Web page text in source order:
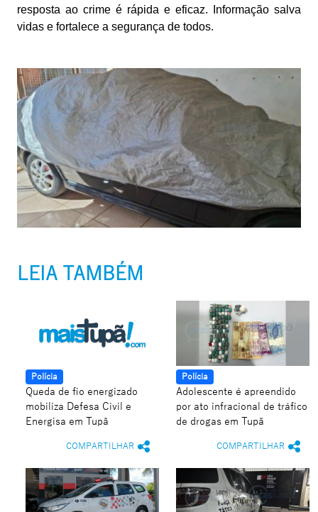
resposta ao crime é rápida e eficaz. Informação salva
vidas e fortalece a segurança de todos.
LEIA TAMBÉM
Polícia
Queda de fio energizado
mobiliza Defesa Civil e
Energisa em Tupã
COMPARTILHAR
Polícia
Adolescente é apreendido
por ato infracional de tráfico
de drogas em Tupã
COMPARTILHAR